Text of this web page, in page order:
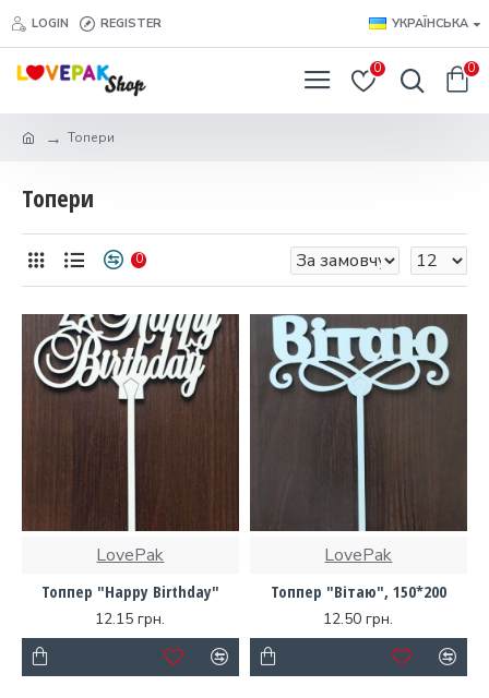
LOGIN REGISTER УКРАЇНСЬКА
0 0
Топери
Топери
0
LovePak
Топпер "Happy Birthday"
12.15 грн.
LovePak
Топпер "Вітаю", 150*200
12.50 грн.